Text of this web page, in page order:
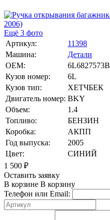
Ещё 3 фото
Артикул:
11398
Машина:
Детали
OEM:
6L6827573B
Кузов номер:
6L
Кузов тип:
ХЕТЧБЕК
Двигатель номер: BKY
Объем:
1.4
Топливо:
БЕНЗИН
Коробка:
АКПП
Год выпуска:
2005
Цвет:
СИНИЙ
1 500 ₽
Оставить заявку
В корзине В корзину
Телефон или Email: